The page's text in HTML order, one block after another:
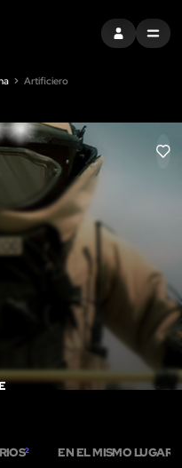
ENTRARMENU
Artificiero
LIKE
2 EN EL MISMO LUGAR